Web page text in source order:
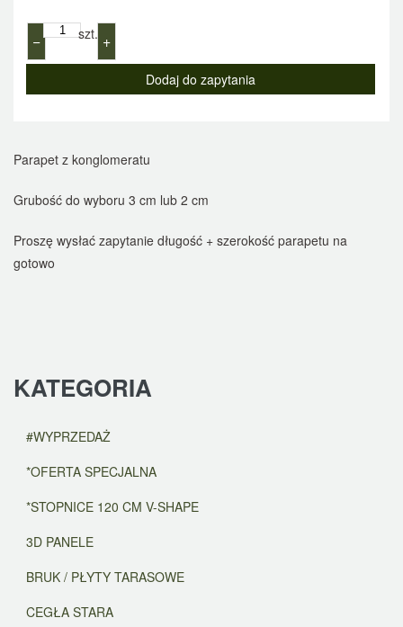
− szt. +
Parapet z konglomeratu
Grubość do wyboru 3 cm lub 2 cm
Proszę wysłać zapytanie długość + szerokość parapetu na
gotowo
KATEGORIA
#WYPRZEDAŻ
*OFERTA SPECJALNA
*STOPNICE 120 CM V-SHAPE
3D PANELE
BRUK / PŁYTY TARASOWE
CEGŁA STARA